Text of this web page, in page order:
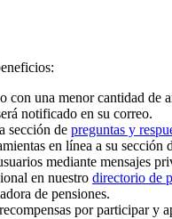
con una menor cantidad de
notificado en su correo.
sección de preguntas y
en línea a su sección
mediante mensajes
en nuestro directorio de
de pensiones.
por participar y